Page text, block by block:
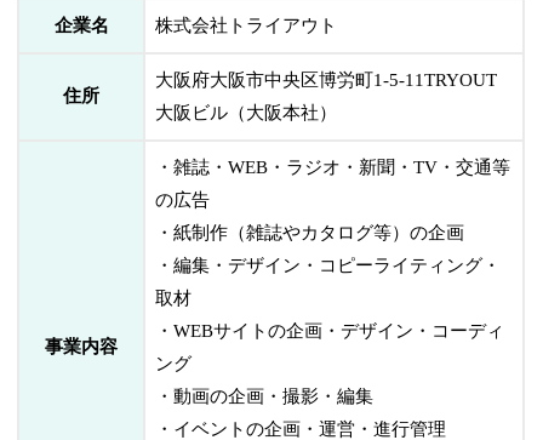
企業名 株式会社トライアウト
住所
大阪府大阪市中央区博労町1-5-11TRYOUT
大阪ビル（大阪本社）
事業内容
・雑誌・WEB・ラジオ・新聞・TV・交通等
の広告
・紙制作（雑誌やカタログ等）の企画
・編集・デザイン・コピーライティング・
取材
・WEBサイトの企画・デザイン・コーディ
ング
・動画の企画・撮影・編集
・イベントの企画・運営・進行管理